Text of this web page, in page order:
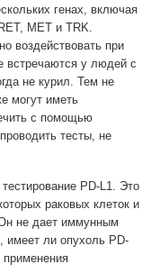
генах, включая
MET и TRK.
воздействовать при
встречаются у людей с
не курил. Тем не
могут иметь
с помощью
тесты, не
PD-L1. Это
раковых клеток и
не дает иммунным
имеет ли опухоль PD-
применения